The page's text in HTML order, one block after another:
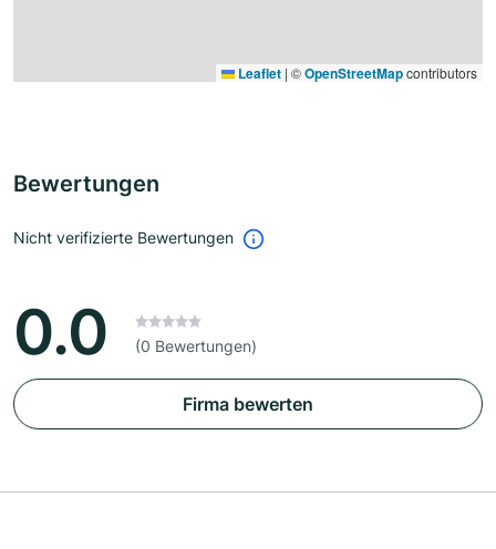
Leaflet | ©OpenStreetMapcontributors
Bewertungen
Nicht verifizierte Bewertungen
0.0 (0 Bewertungen)
Firma bewerten